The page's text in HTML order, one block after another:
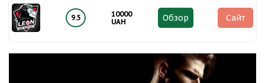
9.5
10000
UAH
Обзор Сайт